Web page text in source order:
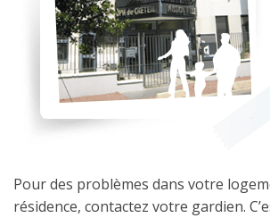
Pour des problèmes dans votre
résidence, contactez votre gardien.